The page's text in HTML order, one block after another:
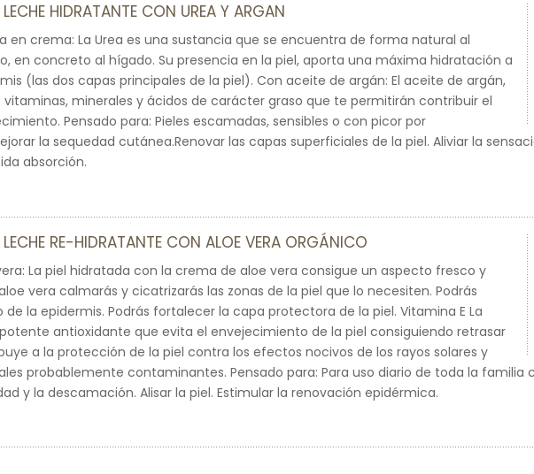
HIDRATANTE CON UREA Y ARGAN
en crema: La Urea es una sustancia que se encuentra de forma natural al
en concreto al hígado. Su presencia en la piel, aporta una máxima hidratación a
(las dos capas principales de la piel). Con aceite de argán: El aceite de argán,
minerales y ácidos de carácter graso que te permitirán contribuir el
Pensado para: Pieles escamadas, sensibles o con picor por
la sequedad cutánea.Renovar las capas superficiales de la piel. Aliviar la
absorción.
RE-HIDRATANTE CON ALOE VERA ORGÁNICO
La piel hidratada con la crema de aloe vera consigue un aspecto fresco y
vera calmarás y cicatrizarás las zonas de la piel que lo necesiten. Podrás
de la epidermis. Podrás fortalecer la capa protectora de la piel. Vitamina E La
antioxidante que evita el envejecimiento de la piel consiguiendo retrasar
a la protección de la piel contra los efectos nocivos de los rayos solares y
probablemente contaminantes. Pensado para: Para uso diario de toda la familia
y la descamación. Alisar la piel. Estimular la renovación epidérmica.